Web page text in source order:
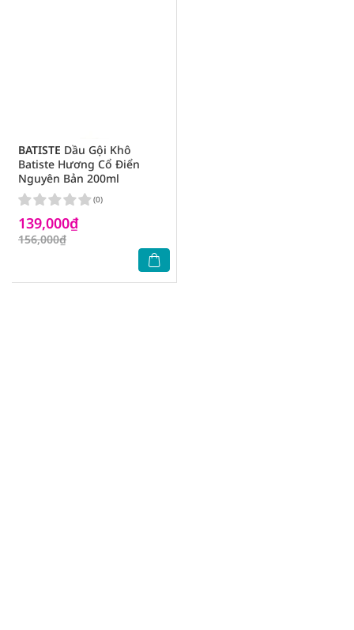
BATISTE Dầu Gội Khô
Batiste Hương Cổ Điển
Nguyên Bản 200ml
139,000₫
156,000₫
(0)